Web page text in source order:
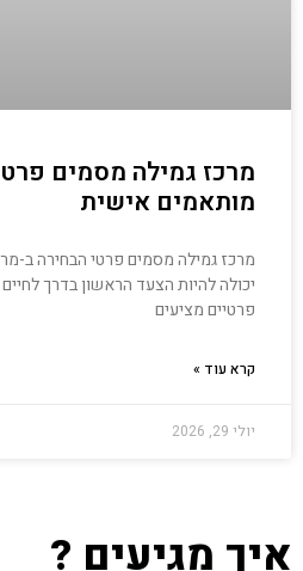
מרכז גמילה מסמים
מותאמים אישית
מרכז גמילה מסמים פרטי הבחירה ב-
יכולה להיות הצעד הראשון בדרך
פרטיים מציעים
קרא עוד »
יולי 29, 2026
איך מגיעים ?